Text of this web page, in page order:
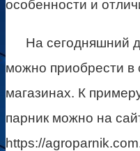
особенности и
На сегодняшний
можно приобрести в
магазинах. К
парник можно на
https://